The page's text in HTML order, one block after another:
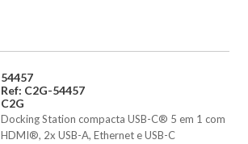
54457
Ref: C2G-54457
C2G
Docking Station compacta USB-C® 5 em 1 com
HDMI®, 2x USB-A, Ethernet e USB-C